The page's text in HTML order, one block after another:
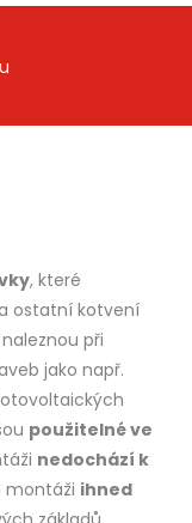
, které
ostatní kotvení
při
jako např.
použitelné ve
nedochází k
montáži ihned